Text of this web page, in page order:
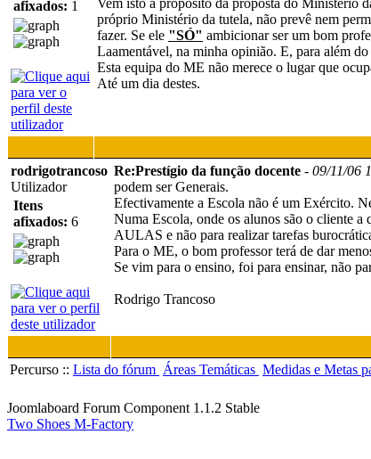
afixados: 1
Vem isto a propósito da proposta do Ministério
próprio Ministério da tutela, não prevê nem
fazer. Se ele "SÓ" ambicionar ser um bom
Laamentável, na minha opinião. E, para além do
Esta equipa do ME não merece o lugar que
Até um dia destes.
rodrigotrancoso
Utilizador
Itens
afixados: 6
Re:Prestígio da função docente - 09/11/06
podem ser Generais.
Efectivamente a Escola não é um Exército.
Numa Escola, onde os alunos são o cliente
AULAS e não para realizar tarefas
Para o ME, o bom professor terá de dar
Se vim para o ensino, foi para ensinar, não
Rodrigo Trancoso
Percurso :: Lista do fórum Áreas Temáticas Medidas e Metas
Joomlaboard Forum Component 1.1.2 Stable
Two Shoes M-Factory